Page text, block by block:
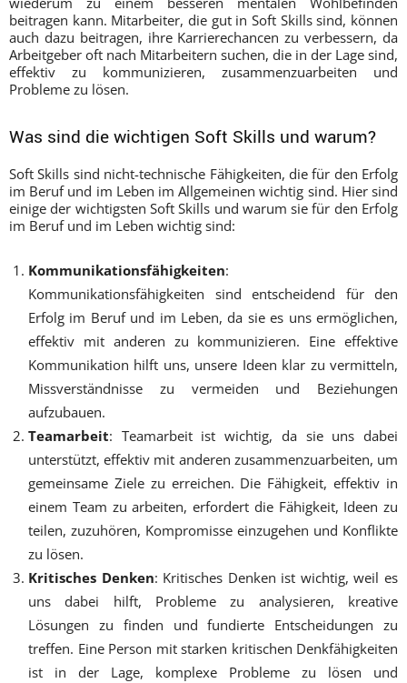
beitragen kann. Mitarbeiter, die gut in Soft Skills sind, können
auch dazu beitragen, ihre Karrierechancen zu verbessern, da
Arbeitgeber oft nach Mitarbeitern suchen, die in der Lage sind,
effektiv zu kommunizieren, zusammenzuarbeiten und
Probleme zu lösen.
Was sind die wichtigen Soft Skills und warum?
Soft Skills sind nicht-technische Fähigkeiten, die für den Erfolg
im Beruf und im Leben im Allgemeinen wichtig sind. Hier sind
einige der wichtigsten Soft Skills und warum sie für den Erfolg
im Beruf und im Leben wichtig sind:
Kommunikationsfähigkeiten:
Kommunikationsfähigkeiten sind entscheidend für den
Erfolg im Beruf und im Leben, da sie es uns ermöglichen,
effektiv mit anderen zu kommunizieren. Eine effektive
Kommunikation hilft uns, unsere Ideen klar zu vermitteln,
Missverständnisse zu vermeiden und Beziehungen
aufzubauen.
Teamarbeit: Teamarbeit ist wichtig, da sie uns dabei
unterstützt, effektiv mit anderen zusammenzuarbeiten, um
gemeinsame Ziele zu erreichen. Die Fähigkeit, effektiv in
einem Team zu arbeiten, erfordert die Fähigkeit, Ideen zu
teilen, zuzuhören, Kompromisse einzugehen und Konflikte
zu lösen.
Kritisches Denken: Kritisches Denken ist wichtig, weil es
uns dabei hilft, Probleme zu analysieren, kreative
Lösungen zu finden und fundierte Entscheidungen zu
treffen. Eine Person mit starken kritischen Denkfähigkeiten
ist in der Lage, komplexe Probleme zu lösen und